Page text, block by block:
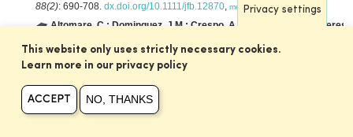
88(2): 690-708. dx.doi.org/10.1111/jfb.12870, meer
Altomare, C.; Dominguez, J.M.; Crespo, A.J.C.; Suzuki, T.; Caceres,
1550024. https://dx.doi.org/10.1142/S0578563415500242
Chen, X.; Hofland, B.; Altomare, C.; Suzuki, T.; Uijttewaal, W.
overtopping flow.Coast. Eng. 95
Cobo, M.; Wouters, R.; Wille, M.; Sonnenholzner, S.; Sorgeloos, P.
Privacy settings
This website only uses strictly necessary cookies.
Learn more in our privacy policy
ACCEPT NO, THANKS